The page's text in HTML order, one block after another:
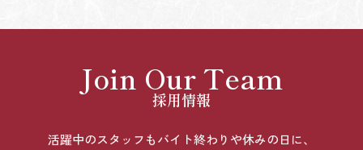
Join Our Team
採用情報
活躍中のスタッフもバイト終わりや休みの日に、